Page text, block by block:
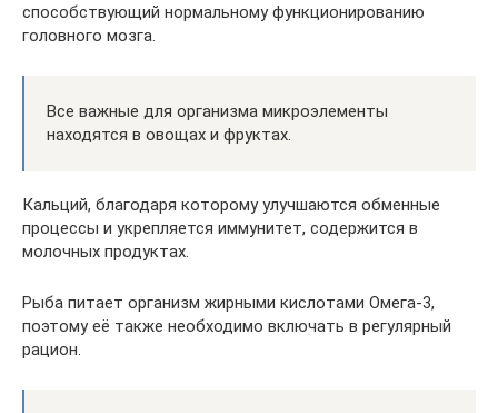
способствующий нормальному функционированию
головного мозга.
Все важные для организма микроэлементы
находятся в овощах и фруктах.
Кальций, благодаря которому улучшаются обменные
процессы и укрепляется иммунитет, содержится в
молочных продуктах.
Рыба питает организм жирными кислотами Омега-3,
поэтому её также необходимо включать в регулярный
рацион.